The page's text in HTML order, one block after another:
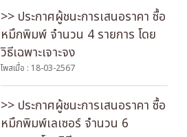
>> ประกาศผู้ชนะการเสนอราคา ซื้อ
หมึกพิมพ์ จำนวน 4 รายการ โดย
วิธีเฉพาะเจาะจง
โพสเมื่อ : 18-03-2567
>> ประกาศผู้ชนะการเสนอราคา ซื้อ
หมึกพิมพ์เลเซอร์ จำนวน 6